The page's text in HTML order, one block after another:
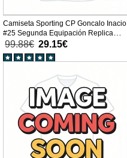
Camiseta Sporting CP Goncalo Inacio
#25 Segunda Equipación Replica
2025-26 mangas cortas
99.88€ 29.15€